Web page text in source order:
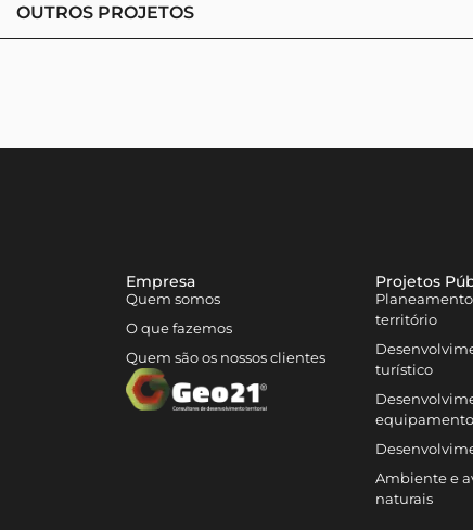
OUTROS PROJETOS
Empresa
Quem somos
O que fazemos
Quem são os nossos clientes
Projetos
território
turístico
Ambiente e
naturais